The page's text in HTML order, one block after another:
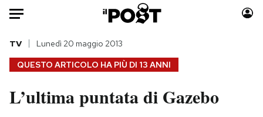
HOME
Italia
Moda
QUESTO ARTICOLO HA PIÙ DI 13 ANNI
TV Lunedì 20 maggio 2013
L’ultima puntata di Gazebo